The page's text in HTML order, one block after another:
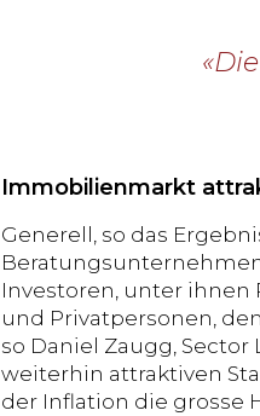
Immobilienmarkt
Generell, so das
Investoren, unter ihnen
und Privatpersonen,
so Daniel Zaugg, Sector
weiterhin attraktiven
der Inflation die grosse